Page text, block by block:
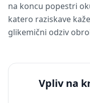
na koncu popestri
katero raziskave
glikemični odziv
Vpliv na